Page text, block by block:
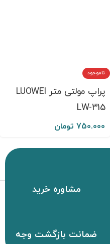
ناموجود
پراپ مولتی متر LUOWEI
LW-315
750.000 تومان
مشاوره خرید
ضمانت بازگشت وجه